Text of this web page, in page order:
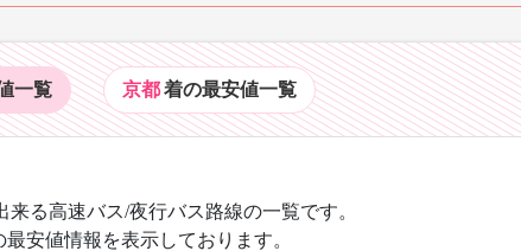
一覧 京都着の最安値一覧
来る高速バス/夜行バス路線の一覧です。
安値情報を表示しております。